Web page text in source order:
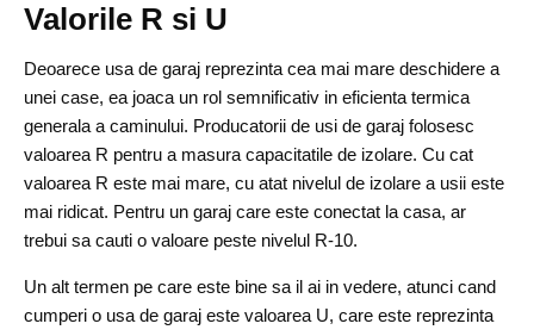
Valorile R si U
Deoarece usa de garaj reprezinta cea mai mare deschidere a
unei case, ea joaca un rol semnificativ in eficienta termica
generala a caminului. Producatorii de usi de garaj folosesc
valoarea R pentru a masura capacitatile de izolare. Cu cat
valoarea R este mai mare, cu atat nivelul de izolare a usii este
mai ridicat. Pentru un garaj care este conectat la casa, ar
trebui sa cauti o valoare peste nivelul R-10.
Un alt termen pe care este bine sa il ai in vedere, atunci cand
cumperi o usa de garaj este valoarea U, care este reprezinta